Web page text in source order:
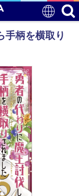
手柄を横取り